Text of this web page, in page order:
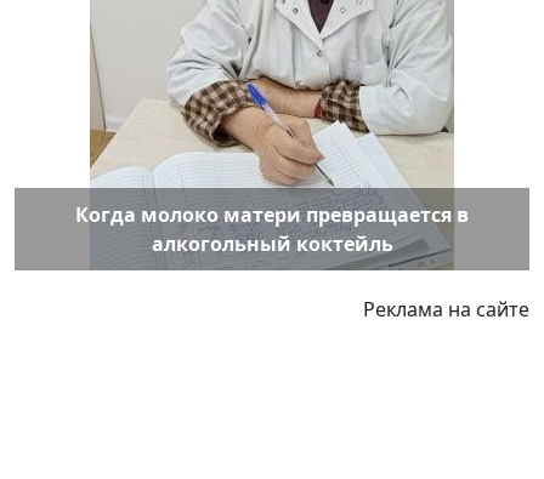
Когда молоко матери превращается в
алкогольный коктейль
Реклама на сайте